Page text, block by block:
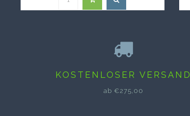
KOSTENLOSER VERSAND
ab €275,00